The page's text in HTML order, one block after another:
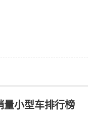
量小型车排行榜